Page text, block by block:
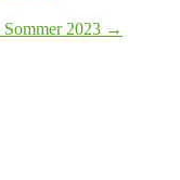
2023 →